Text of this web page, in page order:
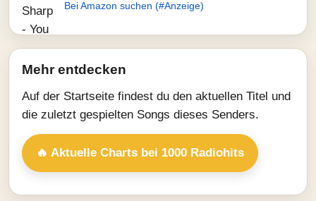
Bei Amazon suchen (#Anzeige)
Mehr entdecken
Auf der Startseite findest du den aktuellen Titel und
die zuletzt gespielten Songs dieses Senders.
🔥 Aktuelle Charts bei 1000 Radiohits